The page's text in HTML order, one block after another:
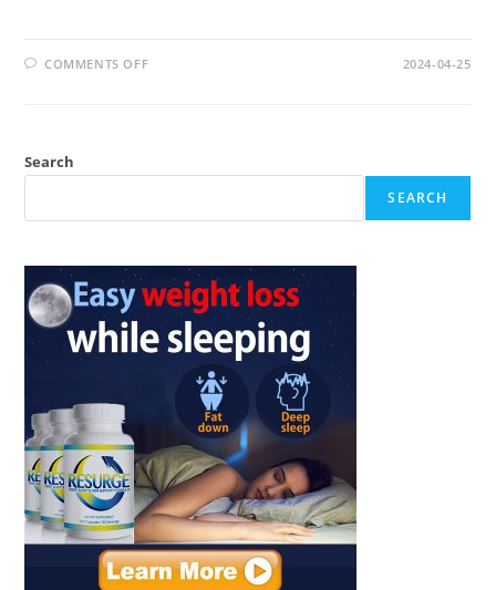
COMMENTS OFFON 2024-04-25
Search
SEARCH